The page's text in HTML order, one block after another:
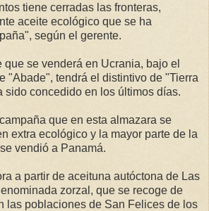
tiene cerradas las fronteras,
aceite ecológico que se ha
según el gerente.
que se venderá en Ucrania, bajo el
"Abade", tendrá el distintivo de "Tierra
sido concedido en los últimos días.
que en esta almazara se
extra ecológico y la mayor parte de la
vendió a Panamá.
a partir de aceituna autóctona de Las
zorzal, que se recoge de
las poblaciones de San Felices de los